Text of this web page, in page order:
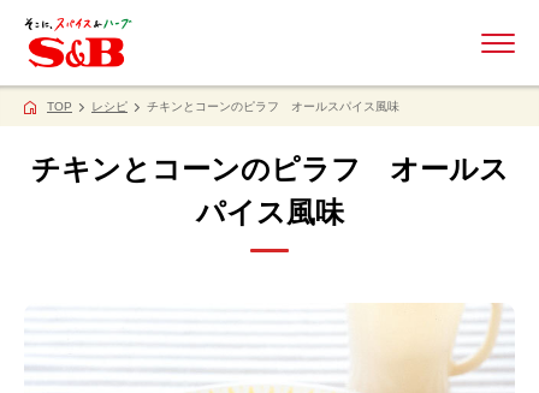
TOP レシピ チキンとコーンのピラフ オールスパイス風味
チキンとコーンのピラフ オールス
パイス風味